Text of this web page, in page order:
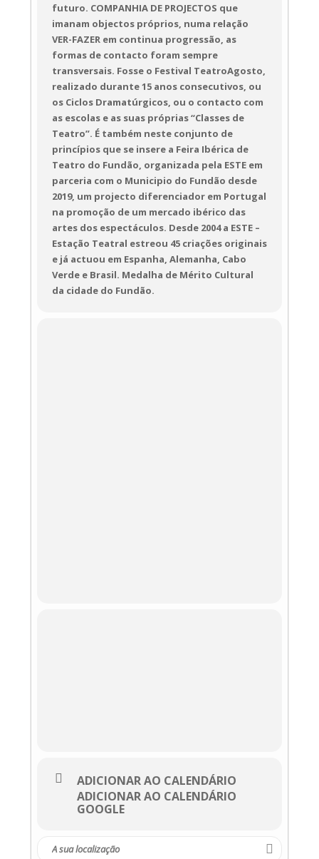
futuro. COMPANHIA DE PROJECTOS que
imanam objectos próprios, numa relação
VER-FAZER em continua progressão, as
formas de contacto foram sempre
transversais. Fosse o Festival TeatroAgosto,
realizado durante 15 anos consecutivos, ou
os Ciclos Dramatúrgicos, ou o contacto com
as escolas e as suas próprias “Classes de
Teatro”. É também neste conjunto de
princípios que se insere a Feira Ibérica de
Teatro do Fundão, organizada pela ESTE em
parceria com o Municipio do Fundão desde
2019, um projecto diferenciador em Portugal
na promoção de um mercado ibérico das
artes dos espectáculos. Desde 2004 a ESTE –
Estação Teatral estreou 45 criações originais
e já actuou em Espanha, Alemanha, Cabo
Verde e Brasil. Medalha de Mérito Cultural
da cidade do Fundão.
ADICIONAR AO CALENDÁRIO
ADICIONAR AO CALENDÁRIO
GOOGLE